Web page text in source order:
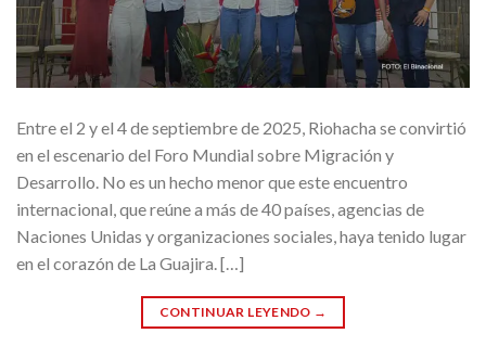
Entre el 2 y el 4 de septiembre de 2025, Riohacha se convirtió
en el escenario del Foro Mundial sobre Migración y
Desarrollo. No es un hecho menor que este encuentro
internacional, que reúne a más de 40 países, agencias de
Naciones Unidas y organizaciones sociales, haya tenido lugar
en el corazón de La Guajira. […]
CONTINUAR LEYENDO →